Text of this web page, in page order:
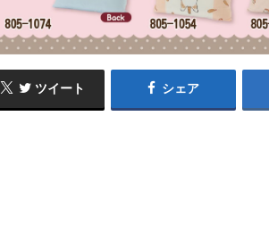
ツイート シェア